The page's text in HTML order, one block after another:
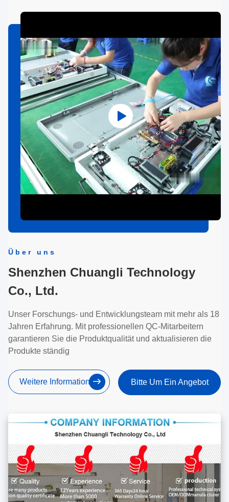
Über uns
Shenzhen Chuangli Technology
Co., Ltd.
Unser Forschungs- und Entwicklungsteam mit mehr als 18
Jahren Erfahrung. Mit professionellen QC-Mitarbeitern
garantieren Sie die Produktqualität und aktualisieren die
Produkte ständig
Weitere Informationen Bitte Um Ein Angebot